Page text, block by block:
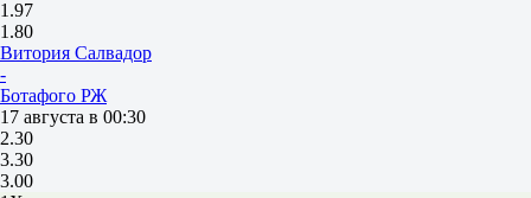
1.97
1.80
Витория Салвадор
-
Ботафого РЖ
17 августа в 00:30
2.30
3.30
3.00